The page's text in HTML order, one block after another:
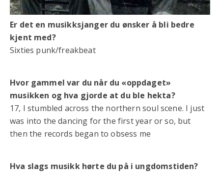
Er det en musikksjanger du ønsker å bli bedre
kjent med?
Sixties punk/freakbeat
Hvor gammel var du når du «oppdaget»
musikken og hva gjorde at du ble hekta?
17, I stumbled across the northern soul scene. I just
was into the dancing for the first year or so, but
then the records began to obsess me
Hva slags musikk hørte du på i ungdomstiden?